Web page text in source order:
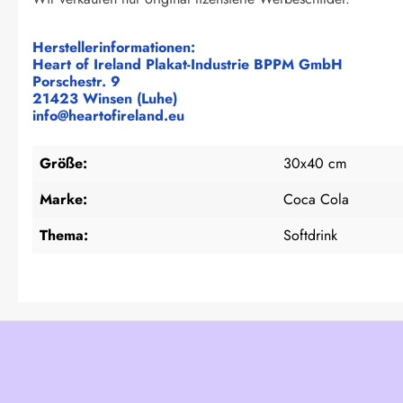
Herstellerinformationen:
Heart of Ireland Plakat-Industrie BPPM GmbH
Porschestr. 9
21423 Winsen (Luhe)
info@heartofireland.eu
Größe:
30x40 cm
Marke:
Coca Cola
Thema:
Softdrink